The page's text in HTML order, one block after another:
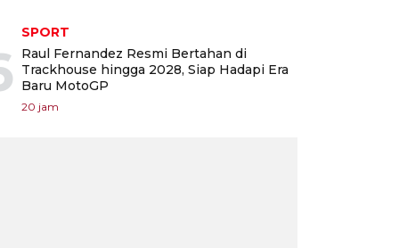
SPORT
Raul Fernandez Resmi Bertahan di
Trackhouse hingga 2028, Siap Hadapi Era
Baru MotoGP
20 jam